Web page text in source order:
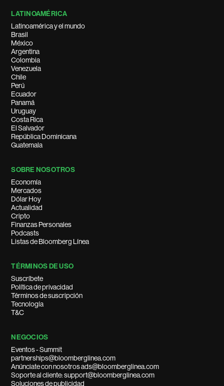
LATINOAMÉRICA
Latinoamérica y el mundo
Brasil
México
Argentina
Colombia
Venezuela
Chile
Perú
Ecuador
Panamá
Uruguay
Costa Rica
El Salvador
República Dominicana
Guatemala
SOBRE NOSOTROS
Economía
Mercados
Dólar Hoy
Actualidad
Cripto
Finanzas Personales
Podcasts
Listas de Bloomberg Línea
TÉRMINOS DE USO
Suscríbete
Política de privacidad
Términos de suscripción
Tecnología
T&C
NEGOCIOS
Eventos - Summit
partnerships@bloomberglinea.com
Anúnciate con nosotros ads@bloomberglinea.com
Soporte al cliente: support@bloomberglinea.com
Soluciones de publicidad